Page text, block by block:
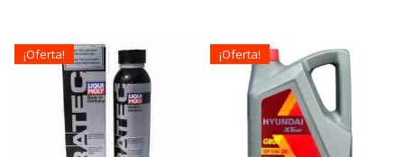
¡Oferta! ¡Oferta!